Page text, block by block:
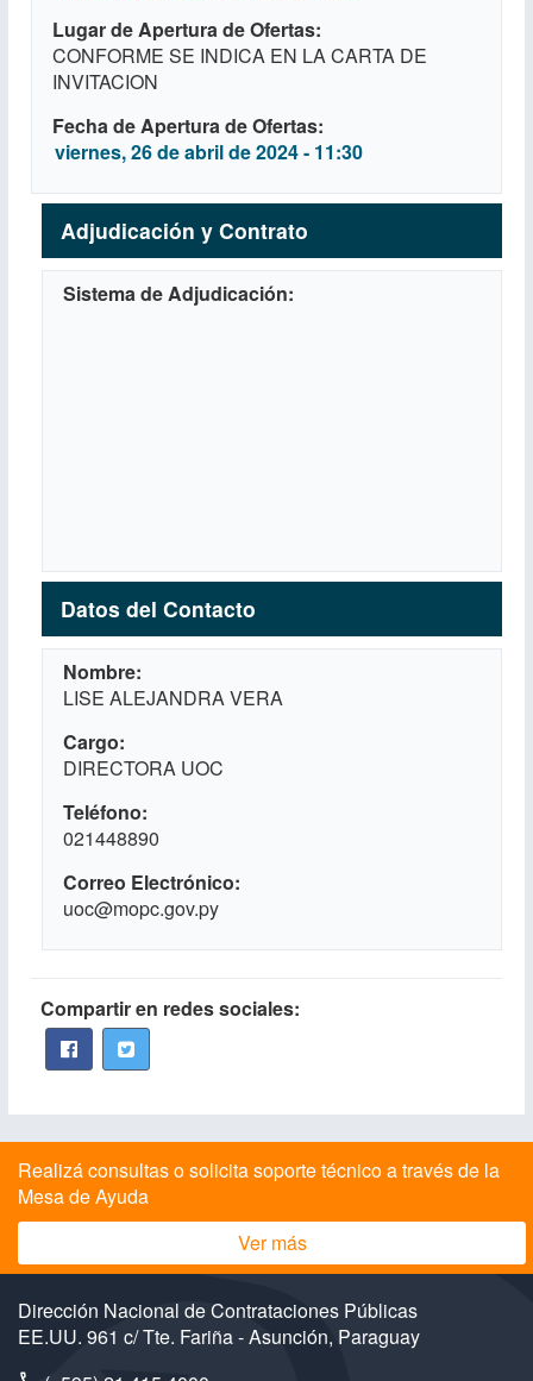
Lugar de Apertura de Ofertas
CONFORME SE INDICA EN LA CARTA DE
INVITACION
Fecha de Apertura de Ofertas
viernes, 26 de abril de 2024 - 11:30
Adjudicación y Contrato
Sistema de Adjudicación
Datos del Contacto
Nombre
LISE ALEJANDRA VERA
Cargo
DIRECTORA UOC
Teléfono
021448890
Correo Electrónico
uoc@mopc.gov.py
Compartir en redes sociales:
Realizá consultas o solicita soporte técnico a través de la
Mesa de Ayuda
Ver más
Dirección Nacional de Contrataciones Públicas
EE.UU. 961 c/ Tte. Fariña - Asunción, Paraguay